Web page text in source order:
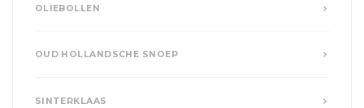
OLIEBOLLEN
OUD HOLLANDSCHE SNOEP
SINTERKLAAS